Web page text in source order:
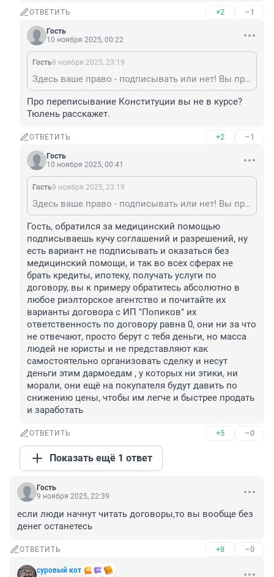
ОТВЕТИТЬ +2 –1
Гость
10 ноября 2025, 00:22
Гость9 ноября 2025, 23:19
Здесь ваше право - подписывать или нет! Вы просто помните, что пункты, которые нарушают права потребителя ничтожны!
Про переписывание Конституции вы не в курсе?
Тюлень расскажет.
ОТВЕТИТЬ +2 –1
Гость
10 ноября 2025, 00:41
Гость9 ноября 2025, 23:19
Здесь ваше право - подписывать или нет! Вы просто помните, что пункты, которые нарушают права потребителя ничтожны!
Гость, обратился за медицинский помощью
подписываешь кучу соглашений и разрешений, ну
есть вариант не подписывать и оказаться без
медицинский помощи, и так во всех сферах не
брать кредиты, ипотеку, получать услуги по
договору, вы к примеру обратитесь абсолютно в
любое риэлторское агентство и почитайте их
варианты договора с ИП "Попиков" их
ответственность по договору равна 0, они ни за что
не отвечают, просто берут с тебя деньги, но масса
людей не юристы и не представляют как
самостоятельно организовать сделку и несут
деньги этим дармоедам , у которых ни этики, ни
морали, они ещё на покупателя будут давить по
снижению цены, чтобы им легче и быстрее продать
и заработать
ОТВЕТИТЬ +5 –0
Показать ещё 1 ответ
Гость
9 ноября 2025, 22:39
если люди начнут читать договоры,то вы вообще без
денег останетесь
ОТВЕТИТЬ +8 –0
суровый кот